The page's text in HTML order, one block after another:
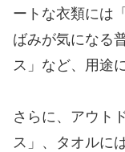
ートな衣類には
ばみが気になる
ス」など、用途
さらに、アウト
ス」、タオルに